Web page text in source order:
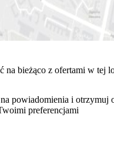
na bieżąco z ofertami w tej
powiadomienia i otrzymuj
preferencjami